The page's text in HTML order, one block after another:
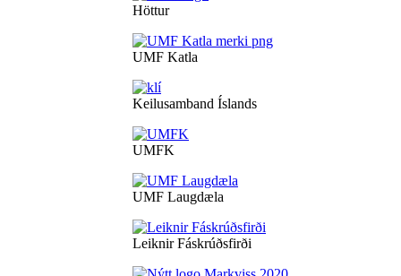
Höttur
UMF Katla
Keilusamband Íslands
UMFK
UMF Laugdæla
Leiknir Fáskrúðsfirði